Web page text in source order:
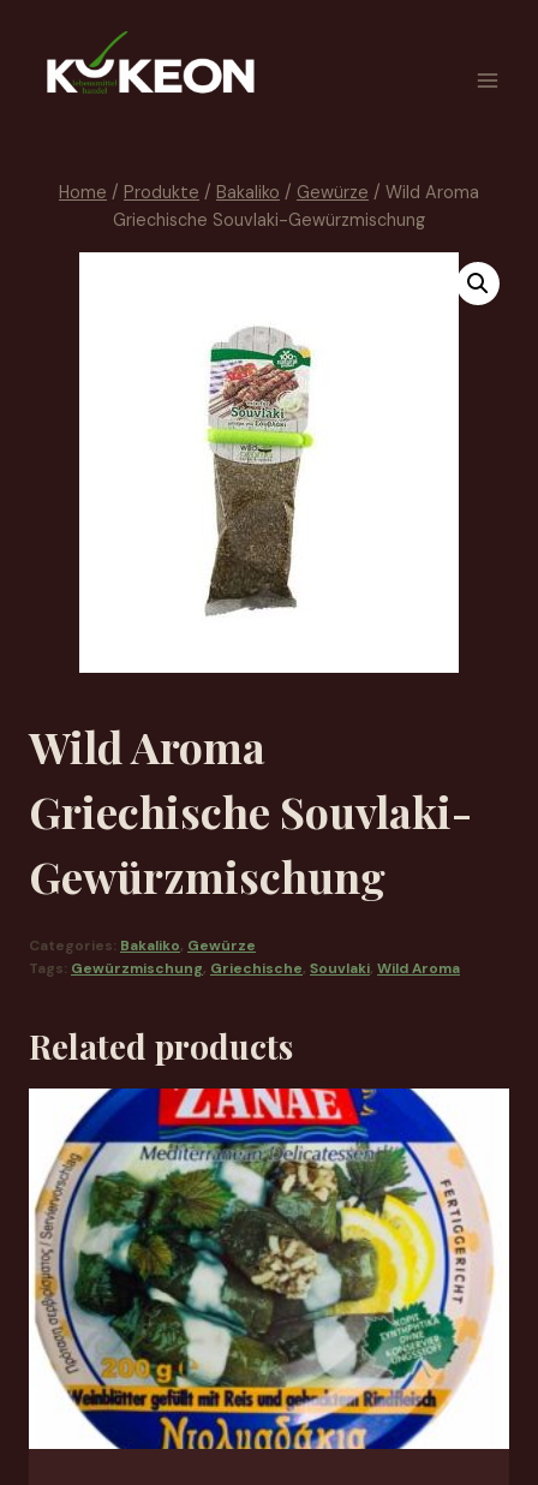
Home / Produkte / Bakaliko / Gewürze / Wild Aroma
Griechische Souvlaki-Gewürzmischung
Wild Aroma
Griechische Souvlaki-
Gewürzmischung
Categories: Bakaliko, Gewürze
Tags: Gewürzmischung, Griechische, Souvlaki, Wild Aroma
Related products